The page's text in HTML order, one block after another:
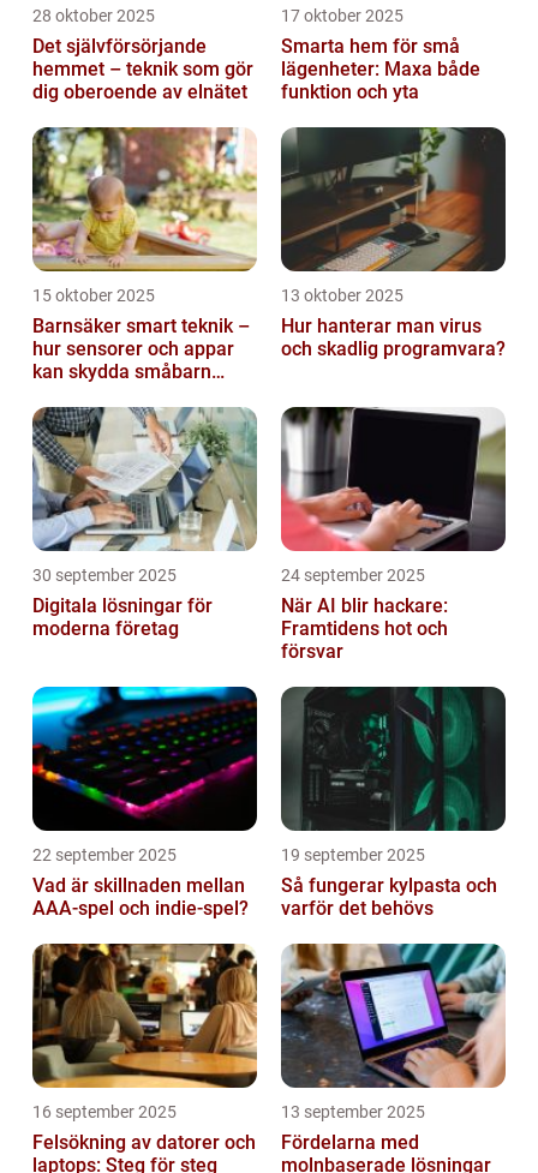
28 oktober 2025
Det självförsörjande
hemmet – teknik som gör
dig oberoende av elnätet
17 oktober 2025
Smarta hem för små
lägenheter: Maxa både
funktion och yta
15 oktober 2025
Barnsäker smart teknik –
hur sensorer och appar
kan skydda småbarn
13 oktober 2025
Hur hanterar man virus
och skadlig programvara?
30 september 2025
Digitala lösningar för
moderna företag
24 september 2025
När AI blir hackare:
Framtidens hot och
försvar
22 september 2025
Vad är skillnaden mellan
AAA-spel och indie-spel?
19 september 2025
Så fungerar kylpasta och
varför det behövs
16 september 2025
Felsökning av datorer och
laptops: Steg för steg
13 september 2025
Fördelarna med
molnbaserade lösningar